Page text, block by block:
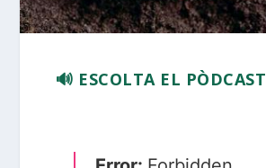
🔊 ESCOLTA EL PÒDCAST